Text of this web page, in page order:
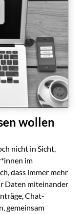
wollen
nicht in Sicht,
im
dass immer mehr
Daten miteinander
Chat-
gemeinsam